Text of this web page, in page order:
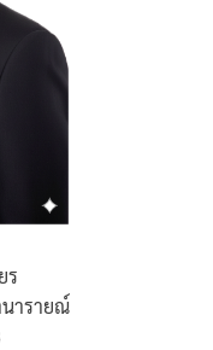
ร
ารายณ์